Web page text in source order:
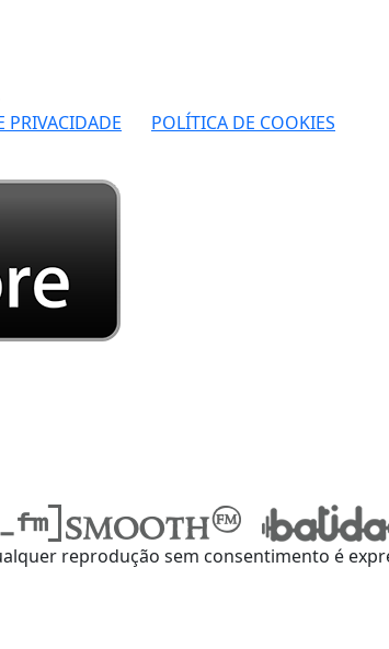
PRIVACIDADE POLÍTICA DE COOKIES
reprodução sem consentimento é